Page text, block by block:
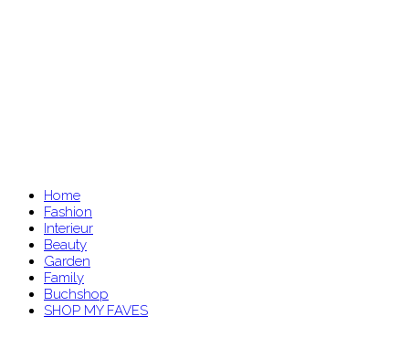
Home
Fashion
Interieur
Beauty
Garden
Family
Buchshop
SHOP MY FAVES